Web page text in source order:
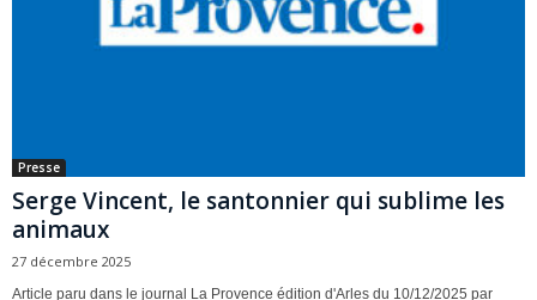
Presse
Serge Vincent, le santonnier qui sublime les
animaux
27 décembre 2025
Article paru dans le journal La Provence édition d'Arles du 10/12/2025 par